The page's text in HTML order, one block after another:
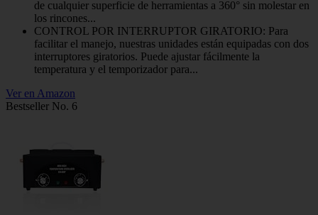
de cualquier superficie de herramientas a 360° sin molestar en
los rincones...
CONTROL POR INTERRUPTOR GIRATORIO: Para
facilitar el manejo, nuestras unidades están equipadas con dos
interruptores giratorios. Puede ajustar fácilmente la
temperatura y el temporizador para...
Ver en Amazon
Bestseller No. 6